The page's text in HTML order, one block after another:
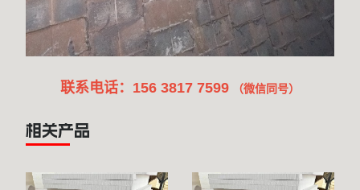
联系电话：156 3817 7599 （微信同号）
相关产品